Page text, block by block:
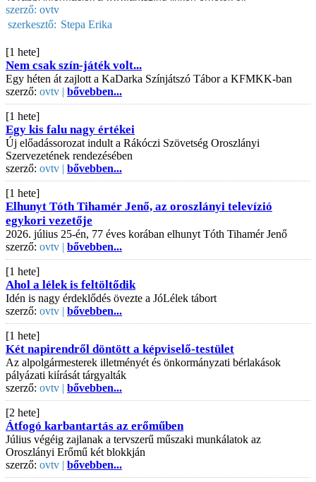
szerző: ovtv
szerkesztő: Stepa Erika
[1 hete]
Nem csak szín-játék volt...
Egy héten át zajlott a KaDarka Színjátszó Tábor a KFMKK-ban
szerző: ovtv | bővebben...
[1 hete]
Egy kis falu nagy értékei
Új előadássorozat indult a Rákóczi Szövetség Oroszlányi
Szervezetének rendezésében
szerző: ovtv | bővebben...
[1 hete]
Elhunyt Tóth Tihamér Jenő, az oroszlányi televízió
egykori vezetője
2026. július 25-én, 77 éves korában elhunyt Tóth Tihamér Jenő
szerző: ovtv | bővebben...
[1 hete]
Ahol a lélek is feltöltődik
Idén is nagy érdeklődés övezte a JóLélek tábort
szerző: ovtv | bővebben...
[1 hete]
Két napirendről döntött a képviselő-testület
Az alpolgármesterek illetményét és önkormányzati bérlakások
pályázati kiírását tárgyalták
szerző: ovtv | bővebben...
[2 hete]
Átfogó karbantartás az erőműben
Július végéig zajlanak a tervszerű műszaki munkálatok az
Oroszlányi Erőmű két blokkján
szerző: ovtv | bővebben...